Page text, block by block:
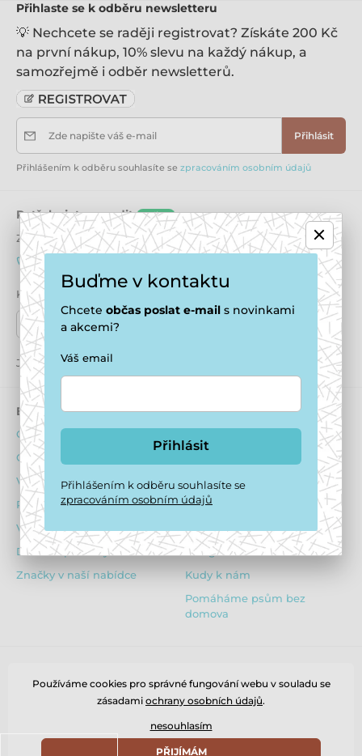
Přihlaste se k odběru newsletteru
💡 Nechcete se raději registrovat? Získáte 200 Kč
na první nákup, 10% slevu na každý nákup, a
samozřejmě i odběr newsletterů.
Zde napište váš e-mail Přihlásit
Přihlášením k odběru souhlasíte se zpracováním osobním údajů
Potřebujete poradit online
Zákaznický servis je k dispozici
+420 771 194 837
info@puppydaycare.cz
Kde nás najdete
Naše prodejny
Jsme také na: Instagram
E-shop
Obchodní podmínky
Ochrana osobních údajů
Výhody pro registrované
Reklamační řád
Vrácení zboží
Dárkové poukazy
Značky v naší nabídce
Psí hotel
Dotazník před ubytováním
Obsazenost hotelu
Ceník
Fotogalerie z hotelu
Kudy k nám
Pomáháme psům bez
domova
© 2026 www.puppydaycare.cz ⦁ E-shop vytvořila
Používáme cookies pro správné fungování webu v souladu se
zásadami ochrany osobních údajů.
nesouhlasím
PŘIJÍMÁM
Buďme v kontaktu
Chcete občas poslat e-mail s novinkami
a akcemi?
Váš email
Přihlásit
Přihlášením k odběru souhlasíte se
zpracováním osobním údajů